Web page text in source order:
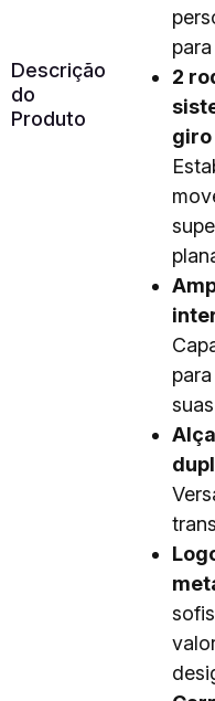
Descrição
do
Produto
2
giro